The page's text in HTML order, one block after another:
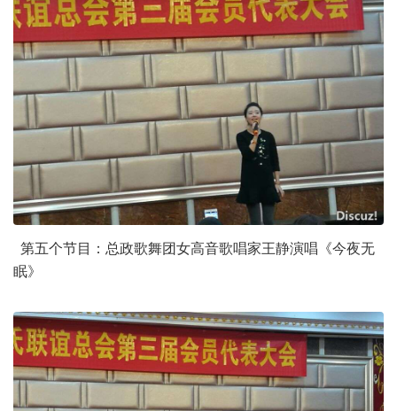
第五个节目：总政歌舞团女高音歌唱家王静演唱《今夜无
眠》